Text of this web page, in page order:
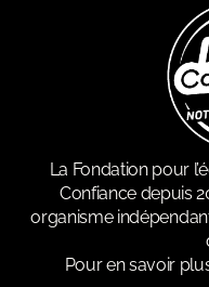
La Fondation pour
Confiance depuis
organisme
Pour en savoir